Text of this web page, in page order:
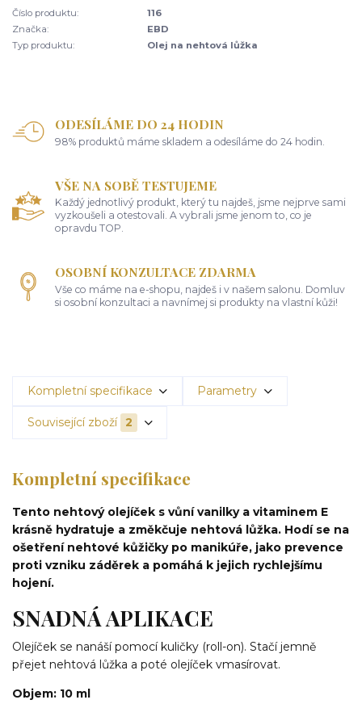
Číslo produktu:
116
Značka:
EBD
Typ produktu:
Olej na nehtová lůžka
ODESÍLÁME DO 24 HODIN
98% produktů máme skladem a odesíláme do 24 hodin.
VŠE NA SOBĚ TESTUJEME
Každý jednotlivý produkt, který tu najdeš, jsme nejprve sami
vyzkoušeli a otestovali. A vybrali jsme jenom to, co je
opravdu TOP.
OSOBNÍ KONZULTACE ZDARMA
Vše co máme na e-shopu, najdeš i v našem salonu. Domluv
si osobní konzultaci a navnímej si produkty na vlastní kůži!
Kompletní specifikace Parametry
Související zboží 2
Kompletní specifikace
Tento nehtový olejíček s vůní vanilky a vitaminem E
krásně hydratuje a změkčuje nehtová lůžka. Hodí se na
ošetření nehtové kůžičky po manikúře, jako prevence
proti vzniku záděrek a pomáhá k jejich rychlejšímu
hojení.
SNADNÁ APLIKACE
Olejíček se nanáší pomocí kuličky (roll-on). Stačí jemně
přejet nehtová lůžka a poté olejíček vmasírovat.
Objem: 10 ml